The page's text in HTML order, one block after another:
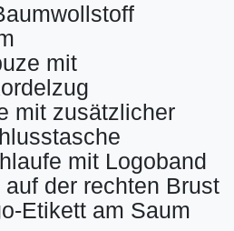
mit
mit zusätzlicher
mit Logoband
der rechten Brust
Etikett am Saum